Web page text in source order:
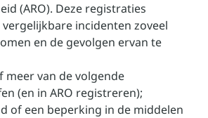
(ARO). Deze registraties
incidenten zoveel
en de gevolgen ervan te
meer van de volgende
(en in ARO registreren);
of een beperking in de middelen